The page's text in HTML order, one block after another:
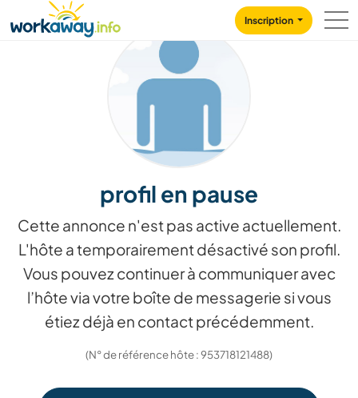
CONTENT
MAIN NAVIGATION
Inscription
profil en pause
Cette annonce n'est pas active actuellement.
L'hôte a temporairement désactivé son profil.
Vous pouvez continuer à communiquer avec
l’hôte via votre boîte de messagerie si vous
étiez déjà en contact précédemment.
(N° de référence hôte : 953718121488)